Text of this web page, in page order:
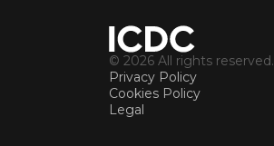
Ubuntu Server vGPU
© 2026 All rights reserved.
Privacy Policy
Cookies Policy
Legal